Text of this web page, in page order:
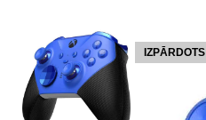
IZPĀRDOTS